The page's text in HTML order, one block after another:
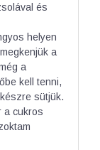
és
helyen
a
a
kell tenni,
sütjük.
a cukros